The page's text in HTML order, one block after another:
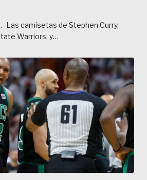
Las camisetas de Stephen Curry,
Warriors, y…